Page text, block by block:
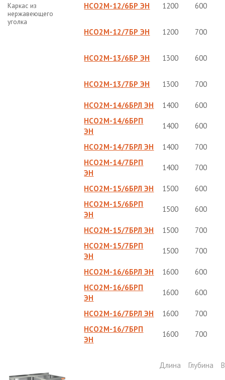
Каркас из
нержавеющего
уголка
НСО2М-12/6БР ЭН 1200 600
НСО2М-12/7БР ЭН 1200 700
НСО2М-13/6БР ЭН 1300 600
НСО2М-13/7БР ЭН 1300 700
НСО2М-14/6БРЛ ЭН 1400
600
НСО2М-14/6БРП
ЭН
1400 600
НСО2М-14/7БРЛ ЭН 1400
700
НСО2М-14/7БРП
ЭН
1400 700
НСО2М-15/6БРЛ ЭН 1500
600
НСО2М-15/6БРП
ЭН
1500 600
НСО2М-15/7БРЛ ЭН 1500
700
НСО2М-15/7БРП
ЭН
1500 700
НСО2М-16/6БРЛ ЭН 1600
600
НСО2М-16/6БРП
ЭН
1600 600
НСО2М-16/7БРЛ ЭН 1600
700
НСО2М-16/7БРП
ЭН
1600 700
Длина Глубина